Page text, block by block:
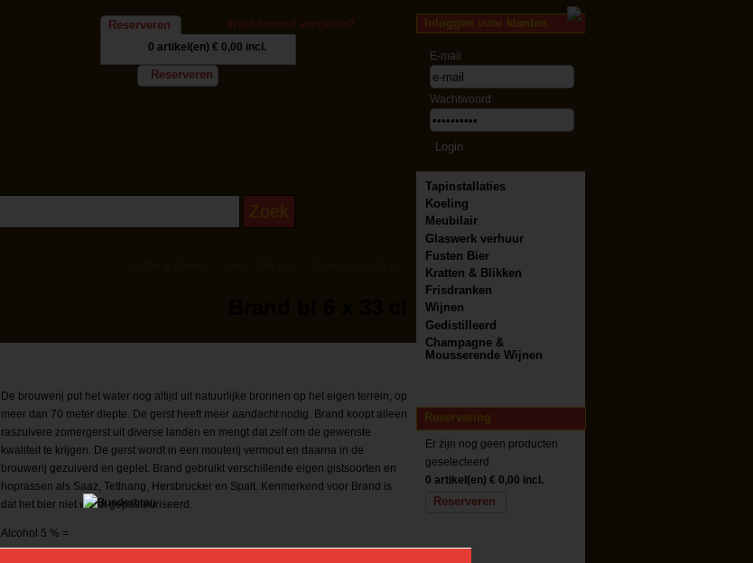
Inloggen voor klanten
E-mail
Wachtwoord
Reserveren Wachtwoord vergeten?
0 artikel(en) € 0,00 incl.
Reserveren
De brouwerij put het water nog altijd uit natuurlijke bronnen op het eigen terrein, op
meer dan 70 meter diepte. De gerst heeft meer aandacht nodig. Brand koopt alleen
raszuivere zomergerst uit diverse landen en mengt dat zelf om de gewenste
kwaliteit te krijgen. De gerst wordt in een mouterij vermout en daarna in de
brouwerij gezuiverd en geplet. Brand gebruikt verschillende eigen gistsoorten en
hoprassen als Saaz, Tettnang, Hersbrucker en Spalt. Kenmerkend voor Brand is
dat het bier niet wordt gepasteuriseerd.
Alcohol 5 % =
Tapinstallaties
Koeling
Meubilair
Glaswerk verhuur
Fusten Bier
Kratten & Blikken
Frisdranken
Wijnen
Gedistilleerd
Champagne &
Mousserende Wijnen
Reservering
Er zijn nog geen producten
geselecteerd
0 artikel(en) € 0,00 incl.
Reserveren